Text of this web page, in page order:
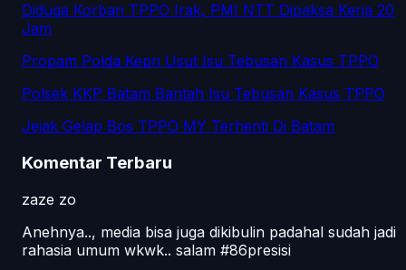
Diduga Korban TPPO Irak, PMI NTT Dipaksa Kerja 20
Jam
Propam Polda Kepri Usut Isu Tebusan Kasus TPPO
Polsek KKP Batam Bantah Isu Tebusan Kasus TPPO
Jejak Gelap Bos TPPO MY Terhenti Di Batam
Komentar Terbaru
zaze zo
Anehnya.., media bisa juga dikibulin padahal sudah jadi
rahasia umum wkwk.. salam #86presisi